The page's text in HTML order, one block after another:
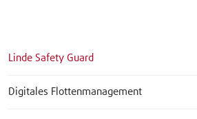
Linde Safety Guard
Digitales Flottenmanagement